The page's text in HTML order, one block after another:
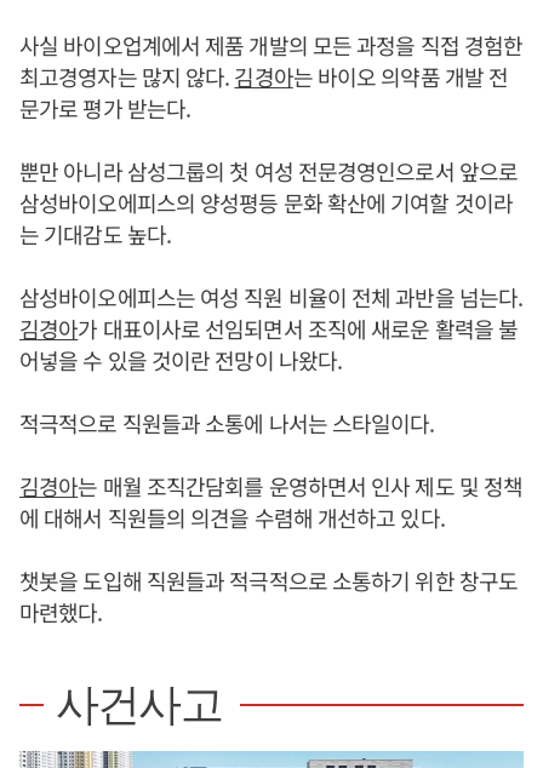
사실 바이오업계에서 제품 개발의 모든 과정을 직접 경험한
최고경영자는 많지 않다.김경아는 바이오 의약품 개발 전
문가로 평가 받는다.
뿐만 아니라 삼성그룹의 첫 여성 전문경영인으로서 앞으로
삼성바이오에피스의 양성평등 문화 확산에 기여할 것이라
는 기대감도 높다.
삼성바이오에피스는 여성 직원 비율이 전체 과반을 넘는다.
김경아가 대표이사로 선임되면서 조직에 새로운 활력을 불
어넣을 수 있을 것이란 전망이 나왔다.
적극적으로 직원들과 소통에 나서는 스타일이다.
김경아는 매월 조직간담회를 운영하면서 인사 제도 및 정책
에 대해서 직원들의 의견을 수렴해 개선하고 있다.
챗봇을 도입해 직원들과 적극적으로 소통하기 위한 창구도
마련했다.
사건사고